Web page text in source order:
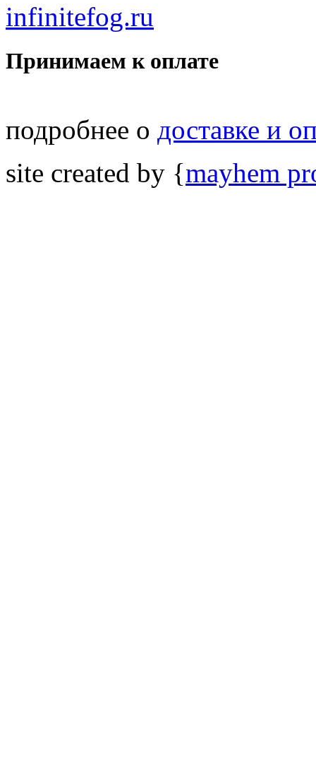
infinitefog.ru
Принимаем к оплате
подробнее о доставке и
site created by {mayhem